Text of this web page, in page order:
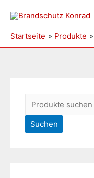
Startseite Produkte
u
c
Suchen